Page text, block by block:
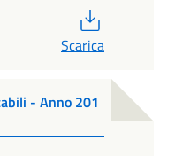
Scarica
- Anno 201